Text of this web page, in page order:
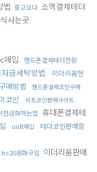
법 중고오다 소액결제테더
사는곳
매입
핸드폰결제테더전환
금세탁방법
이더리움현
매방법 핸드폰결제코인구매
코인 비트코인판매사이트
현금화하는법 휴대폰결제테
usdt매입 테더코인판매함
trc20원화구입 이더리움판매